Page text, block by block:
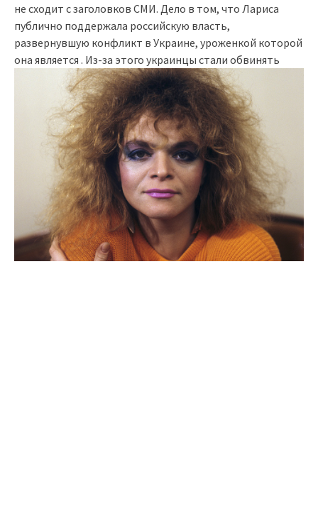
не сходит с заголовков СМИ. Дело в том, что Лариса
публично поддержала российскую власть,
развернувшую конфликт в Украине, уроженкой которой
она является . Из-за этого украинцы стали обвинять